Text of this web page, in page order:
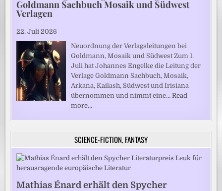
Goldmann Sachbuch Mosaik und Südwest
Verlagen
22. Juli 2026
Neuordnung der Verlagsleitungen bei
Goldmann, Mosaik und Südwest Zum 1.
Juli hat Johannes Engelke die Leitung der
Verlage Goldmann Sachbuch, Mosaik,
Arkana, Kailash, Südwest und Irisiana
übernommen und nimmt eine…Read
more…
SCIENCE-FICTION, FANTASY
Mathias Énard erhält den Spycher